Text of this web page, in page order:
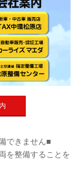
できません■
を整備することを